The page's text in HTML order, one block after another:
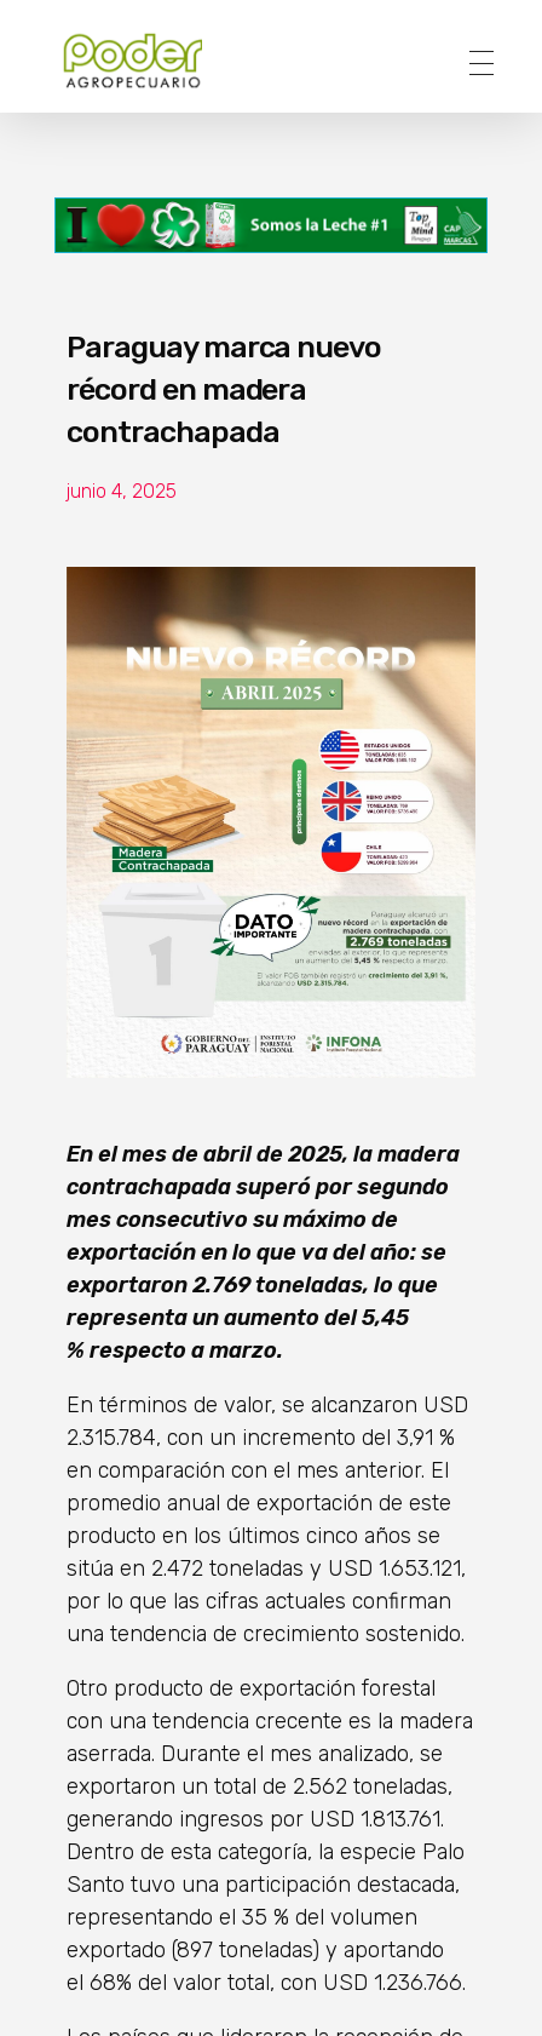
Paraguay marca nuevo
récord en madera
contrachapada
junio 4, 2025
En el mes de abril de 2025, la madera
contrachapada superó por segundo
mes consecutivo su máximo de
exportación en lo que va del año: se
exportaron 2.769 toneladas, lo que
representa un aumento del 5,45
% respecto a marzo.
En términos de valor, se alcanzaron USD
2.315.784, con un incremento del 3,91 %
en comparación con el mes anterior. El
promedio anual de exportación de este
producto en los últimos cinco años se
sitúa en 2.472 toneladas y USD 1.653.121,
por lo que las cifras actuales confirman
una tendencia de crecimiento sostenido.
Otro producto de exportación forestal
con una tendencia crecente es la madera
aserrada. Durante el mes analizado, se
exportaron un total de 2.562 toneladas,
generando ingresos por USD 1.813.761.
Dentro de esta categoría, la especie Palo
Santo tuvo una participación destacada,
representando el 35 % del volumen
exportado (897 toneladas) y aportando
el 68% del valor total, con USD 1.236.766.